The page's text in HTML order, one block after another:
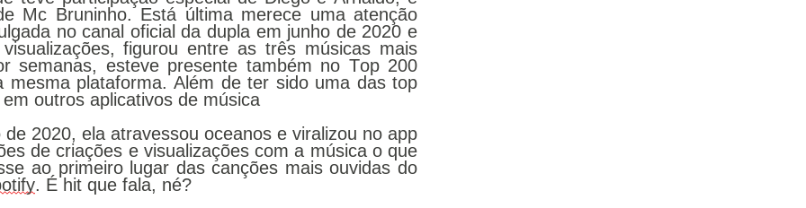
Mc Bruninho. Está última merece uma atenção
no canal oficial da dupla em junho de 2020 e
figurou entre as três músicas mais
semanas, esteve presente também no Top 200
mesma plataforma. Além de ter sido uma das top
outros aplicativos de música
2020, ela atravessou oceanos e viralizou no app
de criações e visualizações com a música o que
ao primeiro lugar das canções mais ouvidas do
. É hit que fala, né?